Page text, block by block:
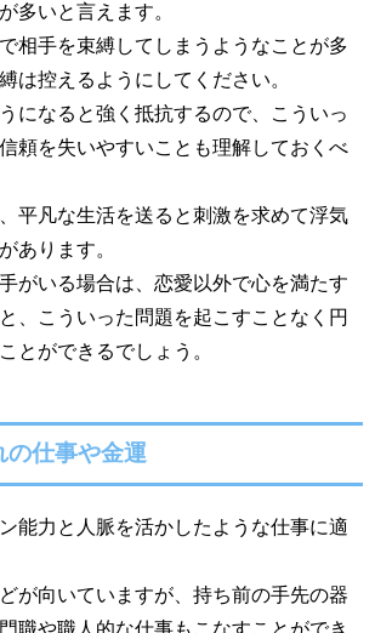
多いと言えます。
相手を束縛してしまうようなことが多
は控えるようにしてください。
になると強く抵抗するので、こういっ
頼を失いやすいことも理解しておくべ
平凡な生活を送ると刺激を求めて浮気
あります。
がいる場合は、恋愛以外で心を満たす
、こういった問題を起こすことなく円
とができるでしょう。
の仕事や金運
能力と人脈を活かしたような仕事に適
が向いていますが、持ち前の手先の器
職や職人的な仕事もこなすことができ